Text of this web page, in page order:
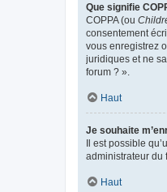
Que signifie
COPPA (ou
consentement
vous enregistrez
juridiques et ne
forum ? ».
Haut
Je souhaite
Il est possible
administrateur du
Haut